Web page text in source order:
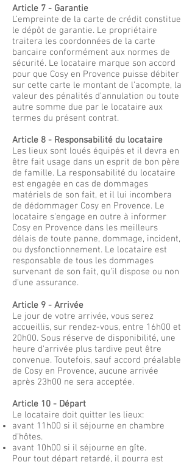
Article 7 - Garantie
L’empreinte de la carte de crédit constitue
le dépôt de garantie. Le propriétaire
traitera les coordonnées de la carte
bancaire conformément aux normes de
sécurité. Le locataire marque son accord
pour que Cosy en Provence puisse débiter
sur cette carte le montant de l’acompte, la
valeur des pénalités d’annulation ou toute
autre somme due par le locataire aux
termes du présent contrat.
Article 8 - Responsabilité du locataire
Les lieux sont loués équipés et il devra en
être fait usage dans un esprit de bon père
de famille. La responsabilité du locataire
est engagée en cas de dommages
matériels de son fait, et il lui incombera
de dédommager Cosy en Provence. Le
locataire s'engage en outre à informer
Cosy en Provence dans les meilleurs
délais de toute panne, dommage, incident,
ou dysfonctionnement. Le locataire est
responsable de tous les dommages
survenant de son fait, qu'il dispose ou non
d'une assurance.
Article 9 - Arrivée
Le jour de votre arrivée, vous serez
accueillis, sur rendez-vous, entre 16h00 et
20h00. Sous réserve de disponibilité, une
heure d'arrivée plus tardive peut être
convenue. Toutefois, sauf accord préalable
de Cosy en Provence, aucune arrivée
après 23h00 ne sera acceptée.
Article 10 - Départ
Le locataire doit quitter les lieux:
avant 11h00 si il séjourne en chambre
d’hôtes.
avant 10h00 si il séjourne en gîte.
Pour tout départ retardé, il pourra est